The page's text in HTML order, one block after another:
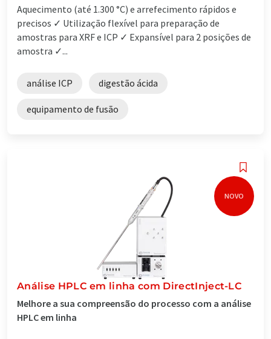
Aquecimento (até 1.300 °C) e arrefecimento rápidos e
precisos ✓ Utilização flexível para preparação de
amostras para XRF e ICP ✓ Expansível para 2 posições de
amostra ✓...
análise ICP digestão ácida
equipamento de fusão
NOVO
Análise HPLC em linha com DirectInject-LC
Melhore a sua compreensão do processo com a análise
HPLC em linha